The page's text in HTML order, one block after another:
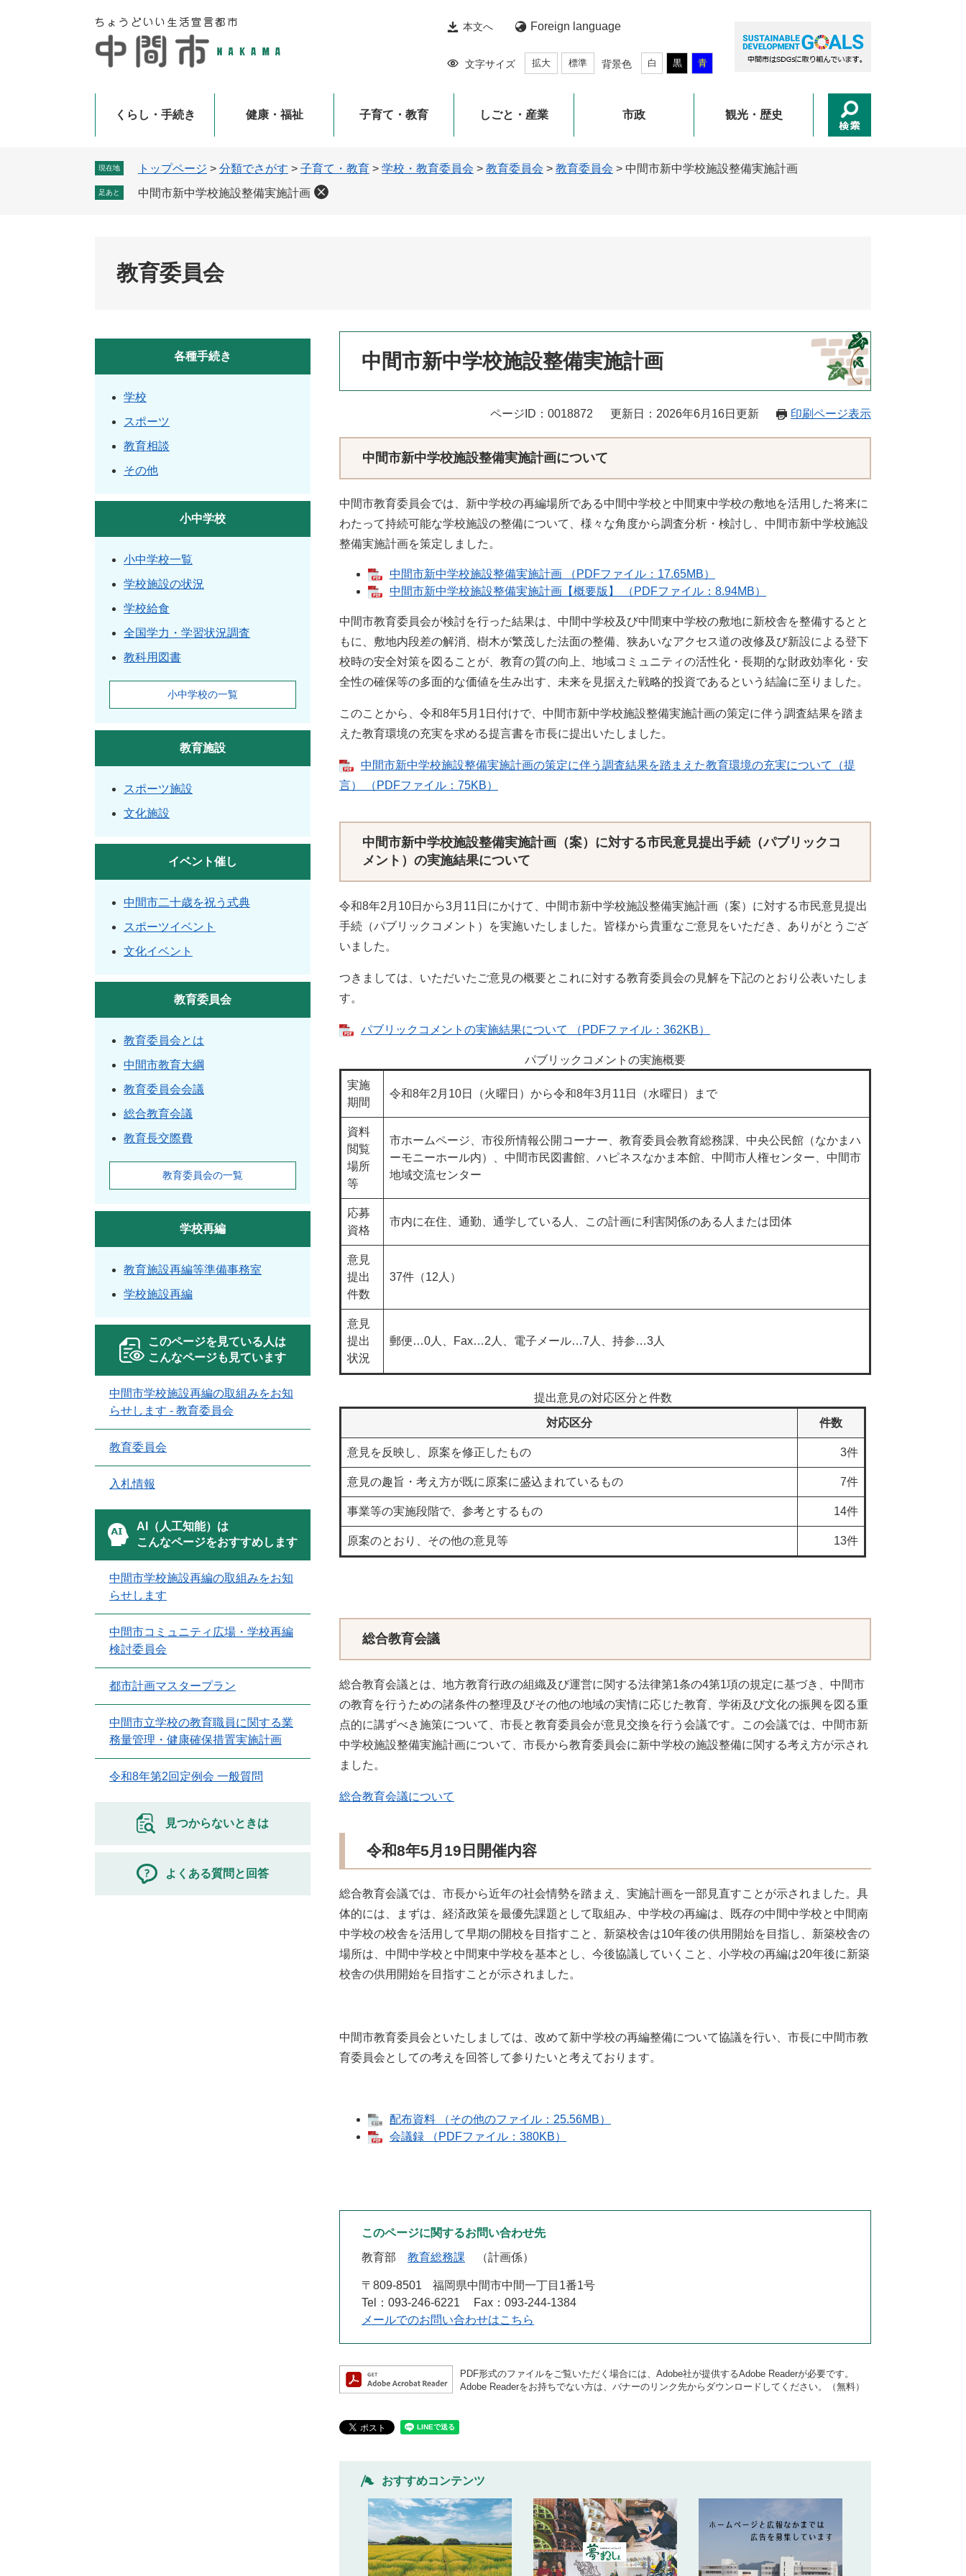
本文へ Foreign language
文字サイズ 拡大 標準 背景色 白 黒 青
くらし・手続き 健康・福祉 子育て・教育 しごと・産業 市政 観光・歴史
現在地 トップページ > 分類でさがす > 子育て・教育 > 学校・教育委員会 > 教育委員会 > 教育委員会 > 中間市新中学校施設整備実施計画
足あと 中間市新中学校施設整備実施計画
教育委員会
中間市新中学校施設整備実施計画
ページID：0018872 更新日：2026年6月16日更新 印刷ページ表示
中間市新中学校施設整備実施計画について
中間市教育委員会では、新中学校の再編場所である中間中学校と中間東中学校の敷地を活用した将来に
わたって持続可能な学校施設の整備について、様々な角度から調査分析・検討し、中間市新中学校施設
整備実施計画を策定しました。
中間市新中学校施設整備実施計画 （PDFファイル：17.65MB）
中間市新中学校施設整備実施計画【概要版】 （PDFファイル：8.94MB）
中間市教育委員会が検討を行った結果は、中間中学校及び中間東中学校の敷地に新校舎を整備するとと
もに、敷地内段差の解消、樹木が繁茂した法面の整備、狭あいなアクセス道の改修及び新設による登下
校時の安全対策を図ることが、教育の質の向上、地域コミュニティの活性化・長期的な財政効率化・安
全性の確保等の多面的な価値を生み出す、未来を見据えた戦略的投資であるという結論に至りました。
このことから、令和8年5月1日付けで、中間市新中学校施設整備実施計画の策定に伴う調査結果を踏ま
えた教育環境の充実を求める提言書を市長に提出いたしました。
中間市新中学校施設整備実施計画の策定に伴う調査結果を踏まえた教育環境の充実について（提
言） （PDFファイル：75KB）
中間市新中学校施設整備実施計画（案）に対する市民意見提出手続（パブリックコ
メント）の実施結果について
令和8年2月10日から3月11日にかけて、中間市新中学校施設整備実施計画（案）に対する市民意見提出
手続（パブリックコメント）を実施いたしました。皆様から貴重なご意見をいただき、ありがとうござ
いました。
つきましては、いただいたご意見の概要とこれに対する教育委員会の見解を下記のとおり公表いたしま
す。
パブリックコメントの実施結果について （PDFファイル：362KB）
パブリックコメントの実施概要
実施
期間
令和8年2月10日（火曜日）から令和8年3月11日（水曜日）まで
資料
閲覧
場所
等
市ホームページ、市役所情報公開コーナー、教育委員会教育総務課、中央公民館（なかまハ
ーモニーホール内）、中間市民図書館、ハピネスなかま本館、中間市人権センター、中間市
地域交流センター
応募
資格
市内に在住、通勤、通学している人、この計画に利害関係のある人または団体
意見
提出
件数
37件（12人）
意見
提出
状況
郵便…0人、Fax…2人、電子メール…7人、持参…3人
提出意見の対応区分と件数
対応区分 件数
意見を反映し、原案を修正したもの 3件
意見の趣旨・考え方が既に原案に盛込まれているもの 7件
事業等の実施段階で、参考とするもの 14件
原案のとおり、その他の意見等 13件
総合教育会議
総合教育会議とは、地方教育行政の組織及び運営に関する法律第1条の4第1項の規定に基づき、中間市
の教育を行うための諸条件の整理及びその他の地域の実情に応じた教育、学術及び文化の振興を図る重
点的に講ずべき施策について、市長と教育委員会が意見交換を行う会議です。この会議では、中間市新
中学校施設整備実施計画について、市長から教育委員会に新中学校の施設整備に関する考え方が示され
ました。
総合教育会議について
令和8年5月19日開催内容
総合教育会議では、市長から近年の社会情勢を踏まえ、実施計画を一部見直すことが示されました。具
体的には、まずは、経済政策を最優先課題として取組み、中学校の再編は、既存の中間中学校と中間南
中学校の校舎を活用して早期の開校を目指すこと、新築校舎は10年後の供用開始を目指し、新築校舎の
場所は、中間中学校と中間東中学校を基本とし、今後協議していくこと、小学校の再編は20年後に新築
校舎の供用開始を目指すことが示されました。
中間市教育委員会といたしましては、改めて新中学校の再編整備について協議を行い、市長に中間市教
育委員会としての考えを回答して参りたいと考えております。
配布資料 （その他のファイル：25.56MB）
会議録 （PDFファイル：380KB）
このページに関するお問い合わせ先
教育部
教育総務課 計画係
〒809-8501
福岡県中間市中間一丁目1番1号
Tel：093-246-6221
Fax：093-244-1384
メールでのお問い合わせはこちら
PDF形式のファイルをご覧いただく場合には、Adobe社が提供するAdobe Readerが必要です。
Adobe Readerをお持ちでない方は、バナーのリンク先からダウンロードしてください。（無料）
おすすめコンテンツ
各種手続き
学校
スポーツ
教育相談
その他
小中学校
小中学校一覧
学校施設の状況
学校給食
全国学力・学習状況調査
教科用図書
小中学校の一覧
教育施設
スポーツ施設
文化施設
イベント催し
中間市二十歳を祝う式典
スポーツイベント
文化イベント
教育委員会
教育委員会とは
中間市教育大綱
教育委員会会議
総合教育会議
教育長交際費
教育委員会の一覧
学校再編
教育施設再編等準備事務室
学校施設再編
このページを見ている人は
こんなページも見ています
中間市学校施設再編の取組みをお知
らせします - 教育委員会
教育委員会
入札情報
AI（人工知能）は
こんなページをおすすめします
中間市学校施設再編の取組みをお知
らせします
中間市コミュニティ広場・学校再編
検討委員会
都市計画マスタープラン
中間市立学校の教育職員に関する業
務量管理・健康確保措置実施計画
令和8年第2回定例会 一般質問
見つからないときは
よくある質問と回答